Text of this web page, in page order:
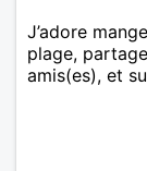
J’adore
plage,
amis(es), et